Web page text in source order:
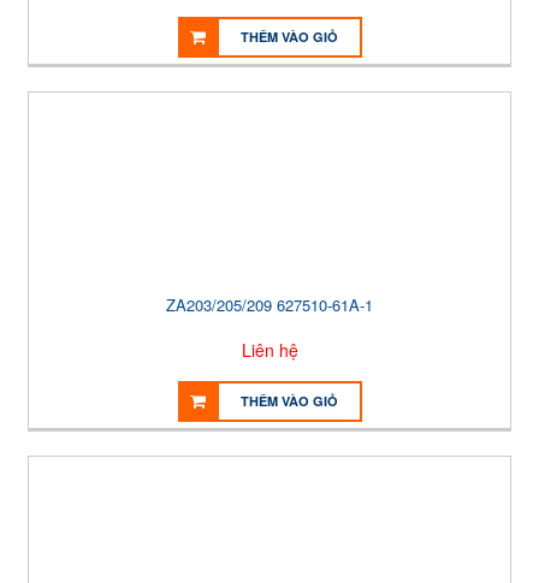
THÊM VÀO GIỎ
ZA203/205/209 627510-61A-1
Liên hệ
THÊM VÀO GIỎ